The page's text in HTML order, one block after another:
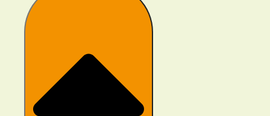
twijfelt, ga je dit bespreken met je team? Iedereen is al zo
druk en ben je wel in staat om iets aan de werkstress te
Vaak zijn eerlijke gesprekken en kleine acties al genoeg
om het verschil te maken. Het hoeft echt geen groot en
ingewikkeld verandertraject te zijn. Bovendien willen